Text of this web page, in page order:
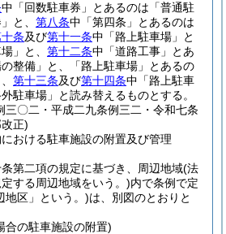
中「回数駐車券」とあるのは「普通駐
と、 第八条中「第四条」とあるのは
条及び第十一条中「路上駐車場」と
」と、 第十二条中「道路工事」とあ
整備」と、「路上駐車場」とあるの
第十三条及び第十四条中「路上駐車
駐車場」と読み替えるものとする。
三〇二・平成二九条例三二・令和七条
正)
おける駐車施設の附置及び管理
第二項の規定に基づき、周辺地域(法
する周辺地域をいう。)内で条例で定
地区」という。)は、別図のとおりと
合の駐車施設の附置)